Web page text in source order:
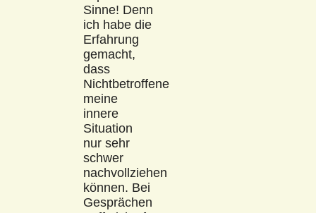
Sinne! Denn
ich habe die
Erfahrung
gemacht,
dass
Nichtbetroffene
meine
innere
Situation
nur sehr
schwer
nachvollziehen
können. Bei
Gesprächen